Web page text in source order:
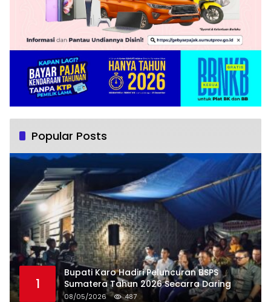
Popular Posts
1
Bupati Karo Hadiri Peluncuran BSPS
Sumatera Tahun 2026 Secarra Daring
08/05/2026 487